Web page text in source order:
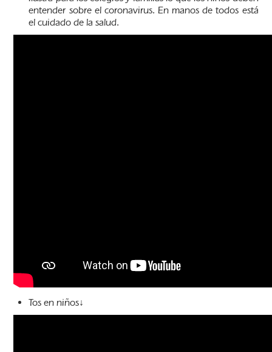
entender sobre el coronavirus. En manos de todos está
el cuidado de la salud.
Tos en niños↓